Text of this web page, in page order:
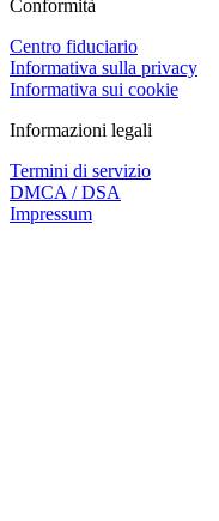
Conformità
Centro fiduciario
Informativa sulla privacy
Informativa sui cookie
Informazioni legali
Termini di servizio
DMCA / DSA
Impressum